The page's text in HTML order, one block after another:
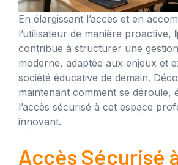
En élargissant l’accès et en
l’utilisateur de manière proactive,
contribue à structurer une
moderne, adaptée aux enjeux et
société éducative de demain.
maintenant comment se déroule,
l’accès sécurisé à cet espace
innovant.
Accès Sécurisé